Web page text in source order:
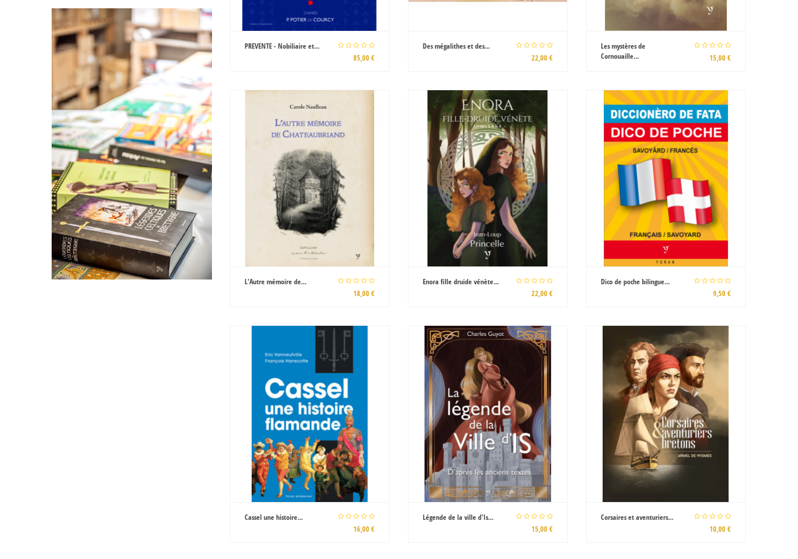
PREVENTE - Nobiliaire et...
85,00 €
Des mégalithes et des...
22,00 €
Les mystères de
Cornouaille...
15,00 €
L'Autre mémoire de...
18,00 €
Enora fille druide vénète...
22,00 €
Dico de poche bilingue...
9,50 €
Cassel une histoire...
16,00 €
Légende de la ville d'Is...
15,00 €
Corsaires et aventuriers...
10,00 €